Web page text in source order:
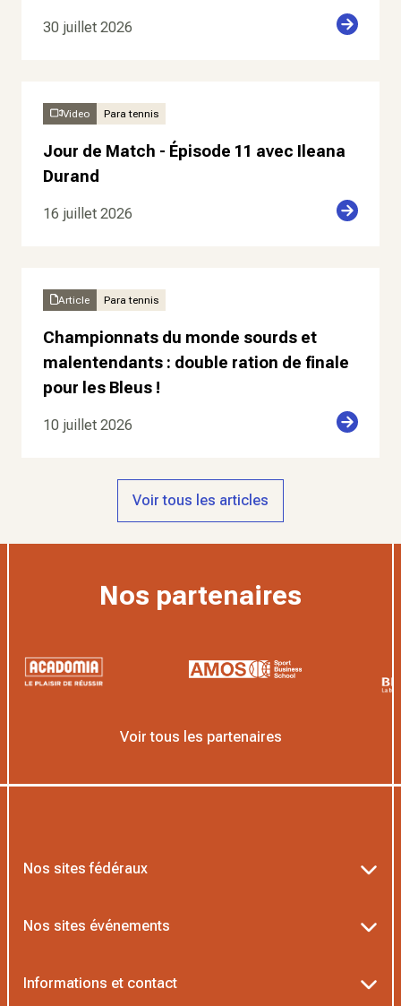
30 juillet 2026
Video Para tennis
Jour de Match - Épisode 11 avec Ileana
Durand
16 juillet 2026
Article Para tennis
Championnats du monde sourds et
malentendants : double ration de finale
pour les Bleus !
10 juillet 2026
Voir tous les articles
Nos partenaires
Voir tous les partenaires
Nos sites fédéraux
Nos sites événements
Informations et contact